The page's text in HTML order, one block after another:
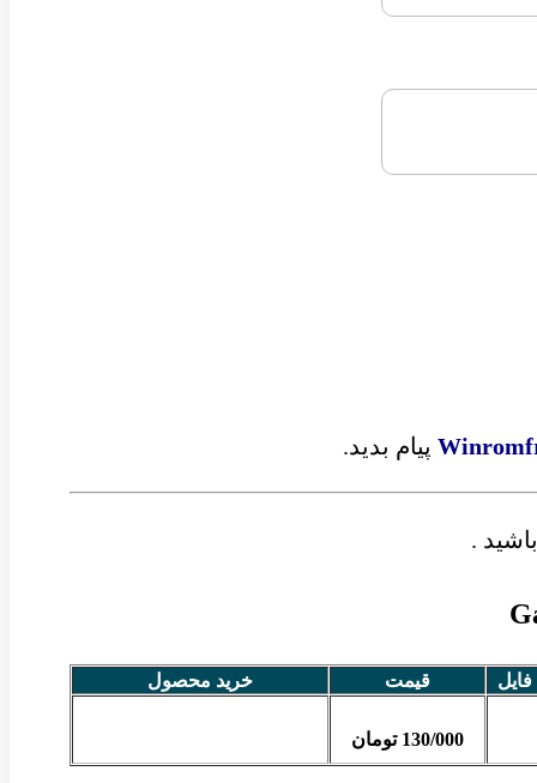
پیام بدید.
.
فایل قیمت خرید محصول
130/000 تومان